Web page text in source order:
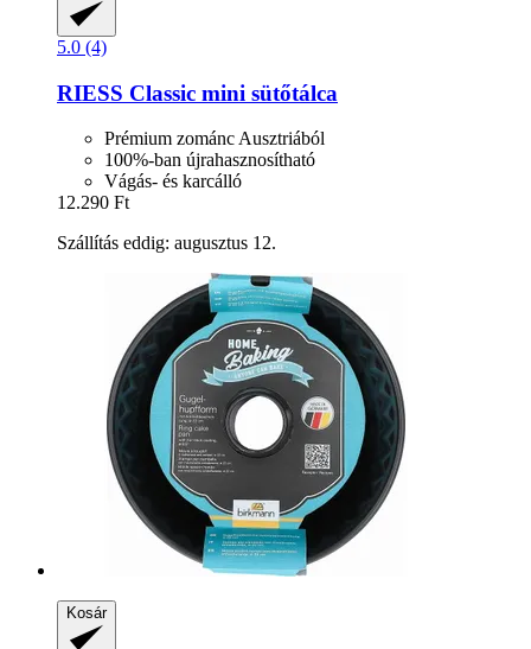
5.0 (4)
RIESS Classic mini sütőtálca
Prémium zománc Ausztriából
100%-ban újrahasznosítható
Vágás- és karcálló
12.290 Ft
Szállítás eddig: augusztus 12.
Kosár